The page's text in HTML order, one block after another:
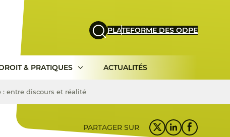
PLATEFORME DES ODPE
& PRATIQUES ACTUALITÉS
entre discours et réalité
PARTAGER SUR